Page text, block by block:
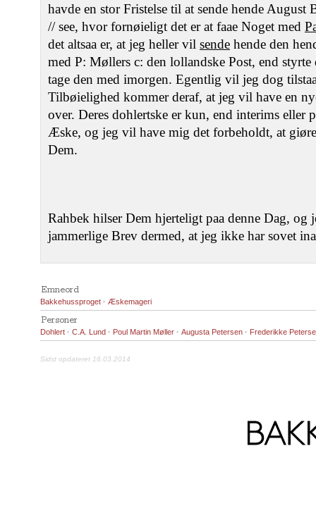
havde en stor Fristelse til at sende hende
// see, hvor fornøieligt det er at faae Noget med
det altsaa er, at jeg heller vil sende hende den
med P: Møllers c: den lollandske Post, end
tage den med imorgen. Egentlig vil jeg dog
Tilbøielighed kommer deraf, at jeg vil have en
over. Deres dohlertske er kun, end interims eller
Æske, og jeg vil have mig det forbeholdt, at
Dem.
Rahbek hilser Dem hjerteligt paa denne Dag, og
jammerlige Brev dermed, at jeg ikke har sovet
Emneord
Bakkehussproget · Æskemageri
Personer
Dohlert · C.A. Lund · Poul Martin Møller · Augusta Petersen · Frederikke
Sidst opdateret 16.03.2014